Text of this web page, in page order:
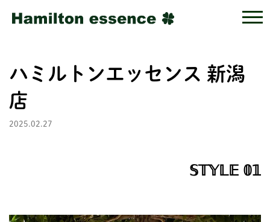
ハミルトンエッセンス 新潟
店
2025.02.27
𝕊𝕋𝕐𝕃𝔼 𝟘𝟙